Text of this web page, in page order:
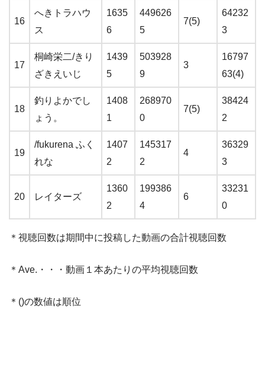
16
へきトラハウ
ス
1635
6
449626
5
7(5)
64232
3
17
桐崎栄二/きり
ざきえいじ
1439
5
503928
9
3
16797
63(4)
18
釣りよかでし
ょう。
1408
1
268970
0
7(5)
38424
2
19
/fukurena ふく
れな
1407
2
145317
2
4
36329
3
20 レイターズ
1360
2
199386
4
6
33231
0
＊視聴回数は期間中に投稿した動画の合計視聴回数
＊Ave.・・・動画１本あたりの平均視聴回数
＊()の数値は順位